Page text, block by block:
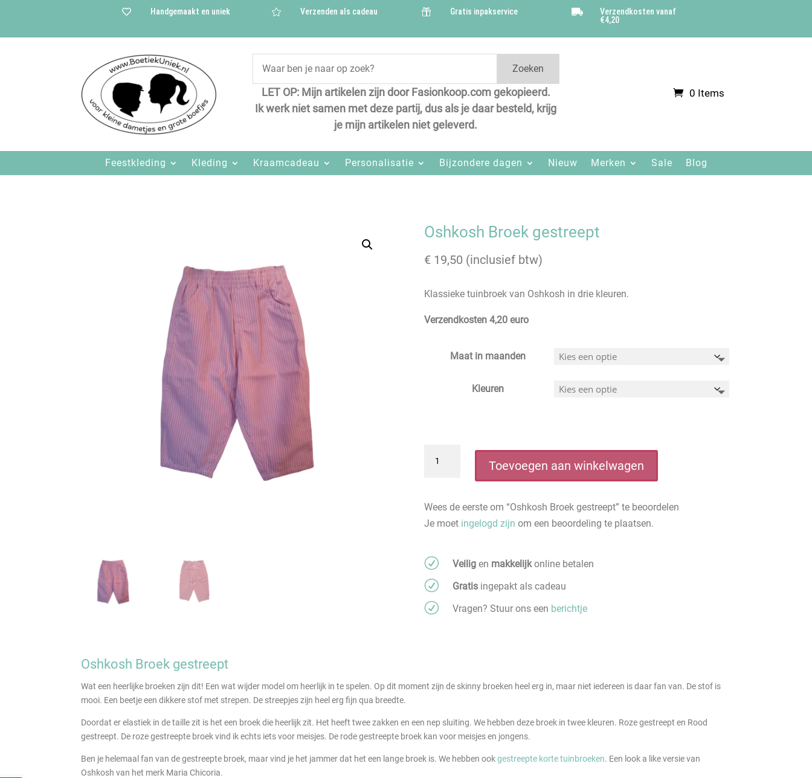
 Handgemaakt en uniek  Verzenden als cadeau  Gratis inpakservice 
Verzendkosten vanaf
€4,20
Zoeken
LET OP: Mijn artikelen zijn door Fasionkoop.com gekopieerd.
Ik werk niet samen met deze partij, dus als je daar besteld, krijg
je mijn artikelen niet geleverd.
0 Items
Feestkleding Kleding Kraamcadeau Personalisatie Bijzondere dagen Nieuw Merken Sale Blog
Oshkosh Broek gestreept
€ 19,50 (inclusief btw)
Klassieke tuinbroek van Oshkosh in drie kleuren.
Verzendkosten 4,20 euro
Maat in maanden
Kleuren
aantal
Toevoegen aan winkelwagen
Wees de eerste om “Oshkosh Broek gestreept” te beoordelen
Je moet ingelogd zijn om een beoordeling te plaatsen.
R Veiligen makkelijkonline betalen
R Gratisingepakt als cadeau
R Vragen? Stuur ons een berichtje
Oshkosh Broek gestreept
Wat een heerlijke broeken zijn dit! Een wat wijder model om heerlijk in te spelen. Op dit moment zijn de skinny broeken heel erg in, maar niet iedereen is daar fan van. De stof is
mooi. Een beetje een dikkere stof met strepen. De streepjes zijn heel erg fijn qua breedte.
Doordat er elastiek in de taille zit is het een broek die heerlijk zit. Het heeft twee zakken en een nep sluiting. We hebben deze broek in twee kleuren. Roze gestreept en Rood
gestreept. De roze gestreepte broek vind ik echts iets voor meisjes. De rode gestreepte broek kan voor meisjes en jongens.
Ben je helemaal fan van de gestreepte broek, maar vind je het jammer dat het een lange broek is. We hebben ookgestreepte korte tuinbroeken. Een look a like versie van
Oshkosh van het merk Maria Chicoria.